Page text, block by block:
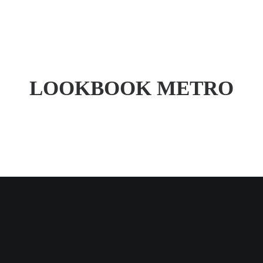
LOOKBOOK METRO